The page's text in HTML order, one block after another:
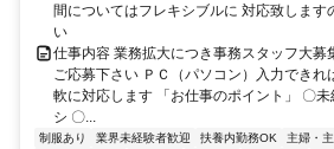
間についてはフレキシブルに 対応致します
い
仕事内容 業務拡大につき事務スタッフ大募
ご応募下さい ＰＣ（パソコン）入力できれ
軟に対応します 「お仕事のポイント」 〇
シ 〇...
制服あり 業界未経験者歓迎 扶養内勤務OK 主婦・